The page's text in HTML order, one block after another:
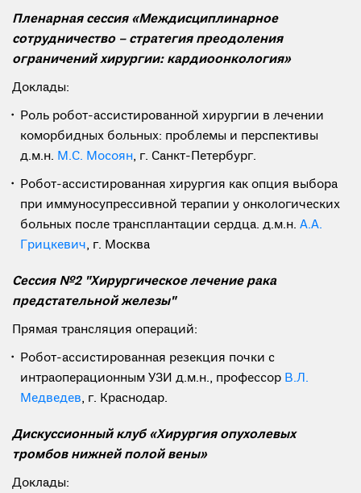
Пленарная сессия «Междисциплинарное
сотрудничество – стратегия преодоления
ограничений хирургии: кардиоонкология»
Доклады:
Роль робот-ассистированной хирургии в лечении
коморбидных больных: проблемы и перспективы
д.м.н. М.С. Мосоян, г. Санкт-Петербург.
Робот-ассистированная хирургия как опция выбора
при иммуносупрессивной терапии у онкологических
больных после трансплантации сердца. д.м.н. А.А.
Грицкевич, г. Москва
Сессия №2 "Хирургическое лечение рака
предстательной железы"
Прямая трансляция операций:
Робот-ассистированная резекция почки с
интраоперационным УЗИ д.м.н., профессор В.Л.
Медведев, г. Краснодар.
Дискуссионный клуб «Хирургия опухолевых
тромбов нижней полой вены»
Доклады: